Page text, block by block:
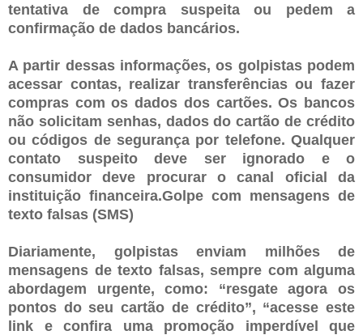
tentativa de compra suspeita ou pedem a
confirmação de dados bancários.
A partir dessas informações, os golpistas podem
acessar contas, realizar transferências ou fazer
compras com os dados dos cartões. Os bancos
não solicitam senhas, dados do cartão de crédito
ou códigos de segurança por telefone. Qualquer
contato suspeito deve ser ignorado e o
consumidor deve procurar o canal oficial da
instituição financeira.Golpe com mensagens de
texto falsas (SMS)
Diariamente, golpistas enviam milhões de
mensagens de texto falsas, sempre com alguma
abordagem urgente, como: “resgate agora os
pontos do seu cartão de crédito”, “acesse este
link e confira uma promoção imperdível que